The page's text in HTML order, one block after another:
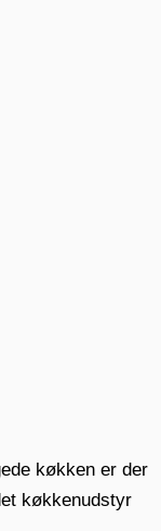
køkken er der
køkkenudstyr